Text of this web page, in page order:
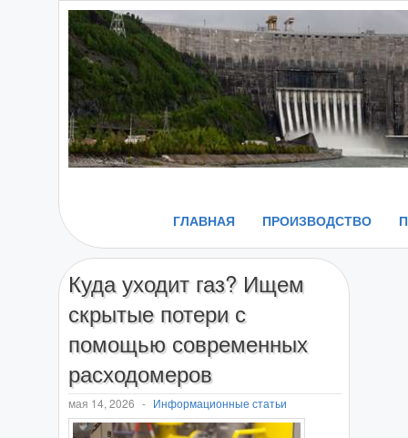
ГЛАВНАЯ ПРОИЗВОДСТВО
Куда уходит газ? Ищем
скрытые потери с
помощью современных
расходомеров
мая 14, 2026 - Информационные статьи